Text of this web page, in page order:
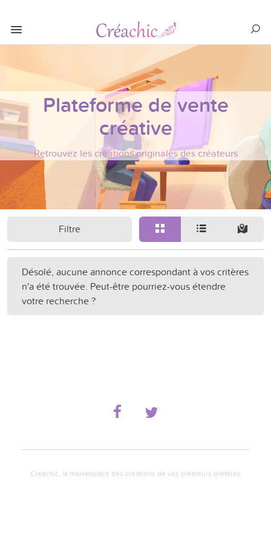
Plateforme de vente
créative
Retrouvez les créations originales des créateurs
Filtre
Désolé, aucune annonce correspondant à vos critères
n'a été trouvée. Peut-être pourriez-vous étendre
votre recherche ?
Creachic, la marketplace des créations de vos créateurs préférés